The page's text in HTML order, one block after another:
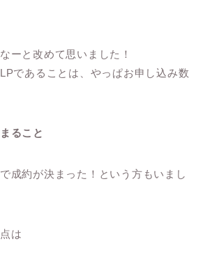
ーと改めて思いました！
であることは、やっぱお申し込み数
ること
成約が決まった！という方もいまし
は